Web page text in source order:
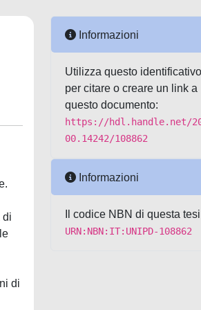
di
di
Informazioni
Utilizza questo identificativo
per citare o creare un link a
questo documento:
https://hdl.handle.net/
00.14242/108862
Informazioni
Il codice NBN di questa
URN:NBN:IT:UNIPD-108862